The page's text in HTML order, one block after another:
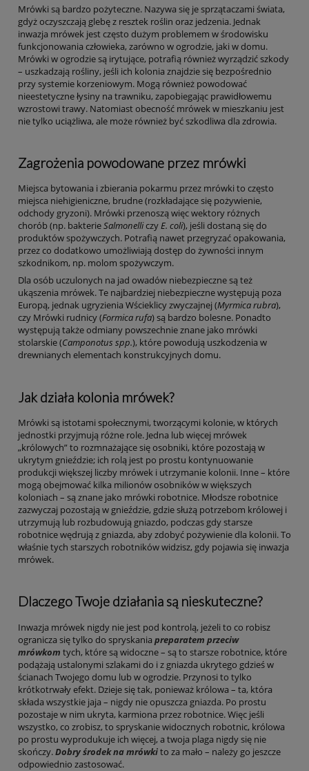
Mrówki są bardzo pożyteczne. Nazywa się je sprzątaczami świata,
gdyż oczyszczają glebę z resztek roślin oraz jedzenia. Jednak
inwazja mrówek jest często dużym problemem w środowisku
funkcjonowania człowieka, zarówno w ogrodzie, jaki w domu.
Mrówki w ogrodzie są irytujące, potrafią również wyrządzić szkody
– uszkadzają rośliny, jeśli ich kolonia znajdzie się bezpośrednio
przy systemie korzeniowym. Mogą również powodować
nieestetyczne łysiny na trawniku, zapobiegając prawidłowemu
wzrostowi trawy. Natomiast obecność mrówek w mieszkaniu jest
nie tylko uciążliwa, ale może również być szkodliwa dla zdrowia.
Zagrożenia powodowane przez mrówki
Miejsca bytowania i zbierania pokarmu przez mrówki to często
miejsca niehigieniczne, brudne (rozkładające się pożywienie,
odchody gryzoni). Mrówki przenoszą więc wektory różnych
chorób (np. bakterieSalmonelliczyE. coli), jeśli dostaną się do
produktów spożywczych. Potrafią nawet przegryzać opakowania,
przez co dodatkowo umożliwiają dostęp do żywności innym
szkodnikom, np. molom spożywczym.
Dla osób uczulonych na jad owadów niebezpieczne są też
ukąszenia mrówek. Te najbardziej niebezpieczne występują poza
Europą, jednak ugryzienia Wścieklicy zwyczajnej (Myrmica rubra),
czy Mrówki rudnicy (Formica rufa) są bardzo bolesne. Ponadto
występują także odmiany powszechnie znane jako mrówki
stolarskie (Camponotus spp.), które powodują uszkodzenia w
drewnianych elementach konstrukcyjnych domu.
Jak działa kolonia mrówek?
Mrówki są istotami społecznymi, tworzącymi kolonie, w których
jednostki przyjmują różne role. Jedna lub więcej mrówek
„królowych” to rozmnażające się osobniki, które pozostają w
ukrytym gnieździe; ich rolą jest po prostu kontynuowanie
produkcji większej liczby mrówek i utrzymanie kolonii. Inne – które
mogą obejmować kilka milionów osobników w większych
koloniach – są znane jako mrówki robotnice. Młodsze robotnice
zazwyczaj pozostają w gnieździe, gdzie służą potrzebom królowej i
utrzymują lub rozbudowują gniazdo, podczas gdy starsze
robotnice wędrują z gniazda, aby zdobyć pożywienie dla kolonii. To
właśnie tych starszych robotników widzisz, gdy pojawia się inwazja
mrówek.
Dlaczego Twoje działania są nieskuteczne?
Inwazja mrówek nigdy nie jest pod kontrolą, jeżeli to co robisz
ogranicza się tylko do spryskania preparatem przeciw
mrówkom tych, które są widoczne – są to starsze robotnice, które
podążają ustalonymi szlakami do i z gniazda ukrytego gdzieś w
ścianach Twojego domu lub w ogrodzie. Przynosi to tylko
krótkotrwały efekt. Dzieje się tak, ponieważ królowa – ta, która
składa wszystkie jaja – nigdy nie opuszcza gniazda. Po prostu
pozostaje w nim ukryta, karmiona przez robotnice. Więc jeśli
wszystko, co zrobisz, to spryskanie widocznych robotnic, królowa
po prostu wyprodukuje ich więcej, a twoja plaga nigdy się nie
skończy.Dobry środek na mrówkito za mało – należy go jeszcze
odpowiednio zastosować.